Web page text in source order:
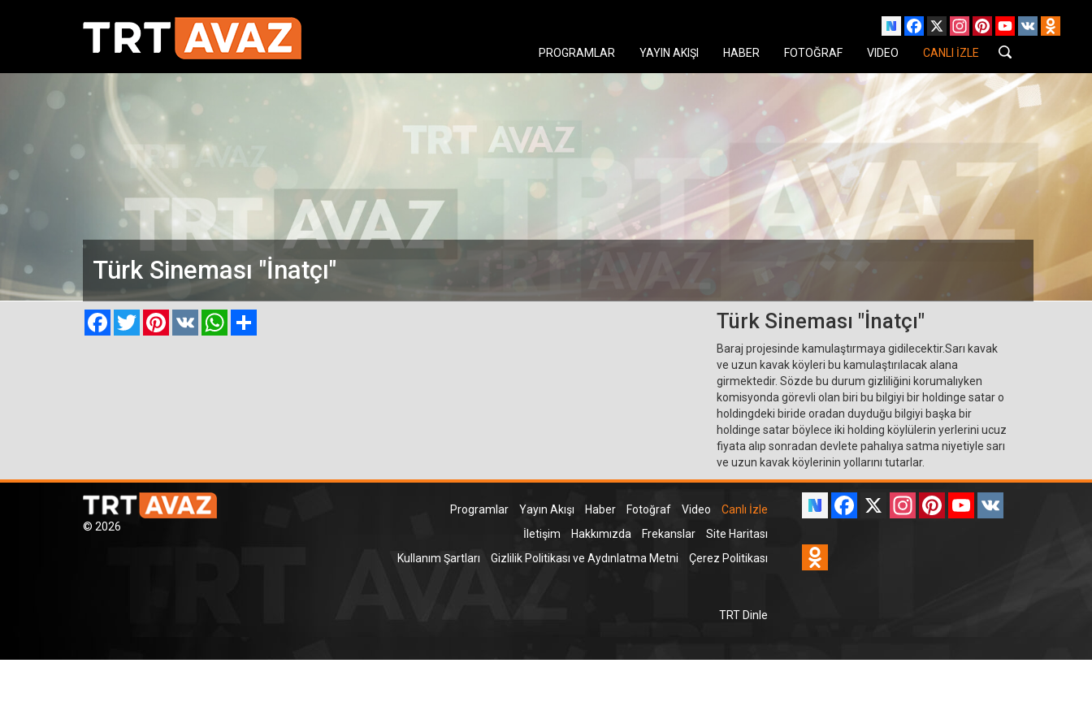
Facebook
X Instagram
PinterestYouTube
VK
PROGRAMLAR YAYIN AKIŞI HABER FOTOĞRAF VIDEO CANLI İZLE
Türk Sineması "İnatçı"
FacebookTwitterPinterest
VK WhatsApp Türk Sineması "İnatçı"
Baraj projesinde kamulaştırmaya gidilecektir.Sarı kavak
ve uzun kavak köyleri bu kamulaştırılacak alana
girmektedir. Sözde bu durum gizliliğini korumalıyken
komisyonda görevli olan biri bu bilgiyi bir holdinge satar o
holdingdeki biride oradan duyduğu bilgiyi başka bir
holdinge satar böylece iki holding köylülerin yerlerini ucuz
fiyata alıp sonradan devlete pahalıya satma niyetiyle sarı
ve uzun kavak köylerinin yollarını tutarlar.
© 2026
Programlar Yayın Akışı Haber Fotoğraf Video
Canlı İzle
İletişim
Hakkımızda Frekanslar
Site Haritası
Kullanım Şartları
Gizlilik Politikası ve Aydınlatma Metni Çerez Politikası
Facebook
X InstagramPinterestYouTube
TRT Dinle